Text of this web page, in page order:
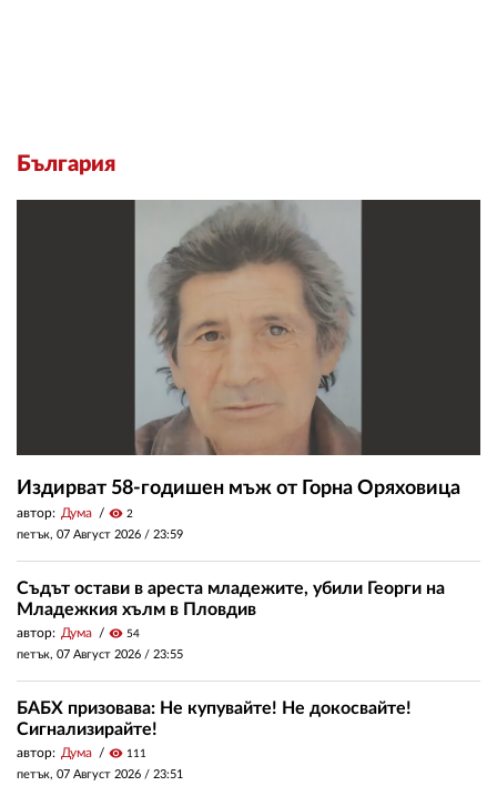
България
Издирват 58-годишен мъж от Горна Оряховица
автор: Дума visibility 2
петък, 07 Август 2026 / 23:59
Съдът остави в ареста младежите, убили Георги на
Младежкия хълм в Пловдив
автор: Дума visibility 54
петък, 07 Август 2026 / 23:55
БАБХ призовава: Не купувайте! Не докосвайте!
Сигнализирайте!
автор: Дума visibility 111
петък, 07 Август 2026 / 23:51